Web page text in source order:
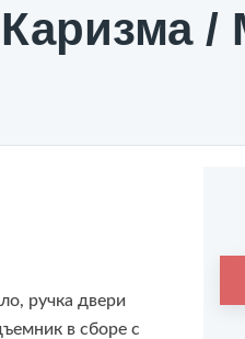
/
ручка двери
в сборе с